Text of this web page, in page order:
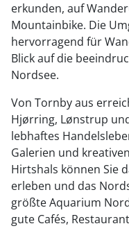
erkunden, auf
Mountainbike. Die
hervorragend für
Blick auf die
Nordsee.
Von Tornby aus
Hjørring, Lønstrup
lebhaftes
Galerien und
Hirtshals können Sie
erleben und das
größte Aquarium
gute Cafés,